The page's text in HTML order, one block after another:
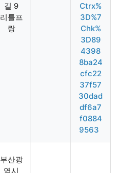
길 9
리틀프
랑
Ctrx%
3D%7
Chk%
3D89
4398
8ba24
cfc22
37f57
30dad
df6a7
f0884
9563
부산광
역시